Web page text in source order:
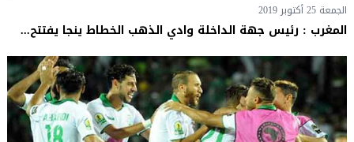
الجمعة 25 أكتوبر 2019
المغرب : رئيس جهة الداخلة وادي الذهب الخطاط ينجا يفتتح...